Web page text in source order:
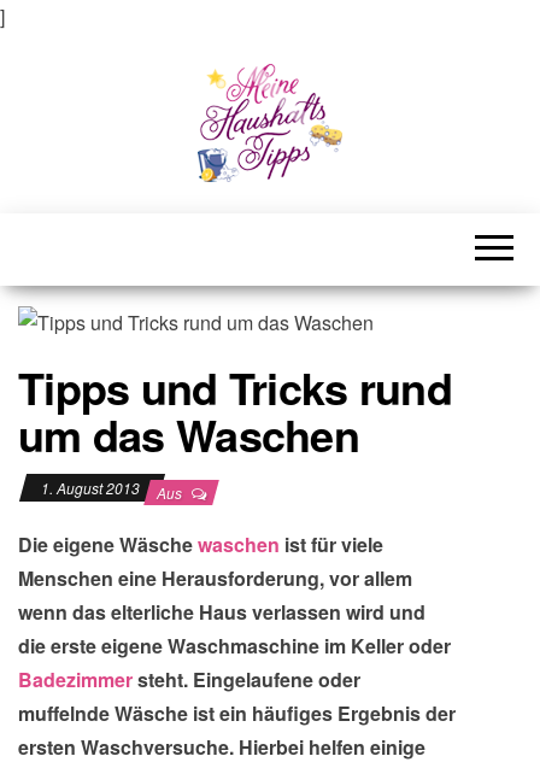
]
Tipps und Tricks rund
um das Waschen
1. August 2013 Aus
Die eigene Wäschewaschen ist für viele
Menschen eine Herausforderung, vor allem
wenn das elterliche Haus verlassen wird und
die erste eigene Waschmaschine im Keller oder
Badezimmersteht. Eingelaufene oder
muffelnde Wäsche ist ein häufiges Ergebnis der
ersten Waschversuche. Hierbei helfen einige